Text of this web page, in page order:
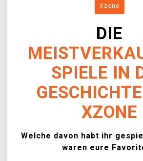
XZONE CLUB
Xzone
DIE
SPIELE IN
XZONE
Welche davon habt ihr
waren eure